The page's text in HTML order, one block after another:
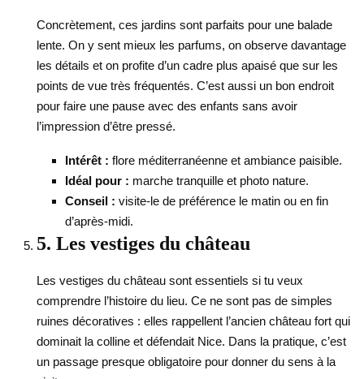
Concrètement, ces jardins sont parfaits pour une balade
lente. On y sent mieux les parfums, on observe davantage
les détails et on profite d’un cadre plus apaisé que sur les
points de vue très fréquentés. C’est aussi un bon endroit
pour faire une pause avec des enfants sans avoir
l’impression d’être pressé.
Intérêt : flore méditerranéenne et ambiance paisible.
Idéal pour : marche tranquille et photo nature.
Conseil : visite-le de préférence le matin ou en fin
d’après-midi.
5. Les vestiges du château
Les vestiges du château sont essentiels si tu veux
comprendre l’histoire du lieu. Ce ne sont pas de simples
ruines décoratives : elles rappellent l’ancien château fort qui
dominait la colline et défendait Nice. Dans la pratique, c’est
un passage presque obligatoire pour donner du sens à la